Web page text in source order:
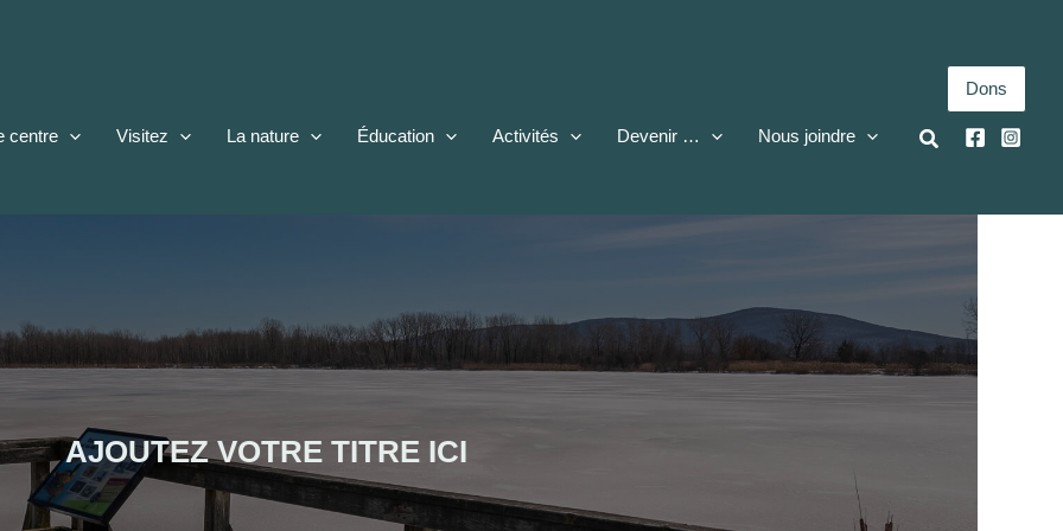
centre Visitez La nature Éducation Activités Devenir … Nous joindre
Dons
AJOUTEZ VOTRE TITRE ICI